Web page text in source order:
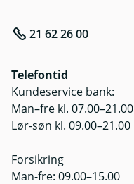
21 62 26 00
Telefontid
Kundeservice bank:
Man–fre kl. 07.00–21.00
Lør-søn kl. 09.00–21.00
Forsikring
Man-fre: 09.00–15.00